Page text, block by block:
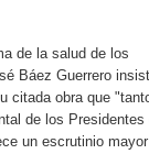
de la salud de los
Báez Guerrero
citada obra que
de los Presidentes
un escrutinio